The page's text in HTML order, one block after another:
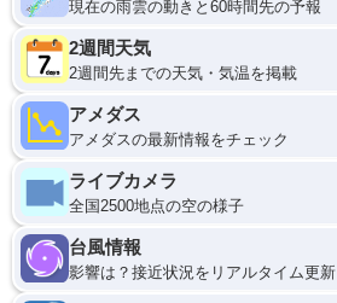
現在の雨雲の動きと60時間先の予報
2週間天気
2週間先までの天気・気温を掲載
アメダス
アメダスの最新情報をチェック
ライブカメラ
全国2500地点の空の様子
台風情報
影響は？接近状況をリアルタイム更新